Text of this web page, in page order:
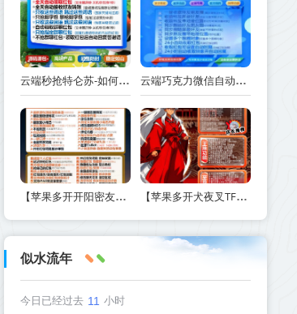
云端秒抢特仑苏-如何实现抢红包功能-工作原理解析 云端巧克力微信自动抢红包操作流程巧克力激活码续费云端秒抢辅助工具
【苹果多开开阳密友功能-激活码商城版】另外支持虚拟视频功能 【苹果多开犬夜叉TF兑换激活码官网下载方法】如何实现定时群发和万群同步
似水流年
今日已经过去 11 小时